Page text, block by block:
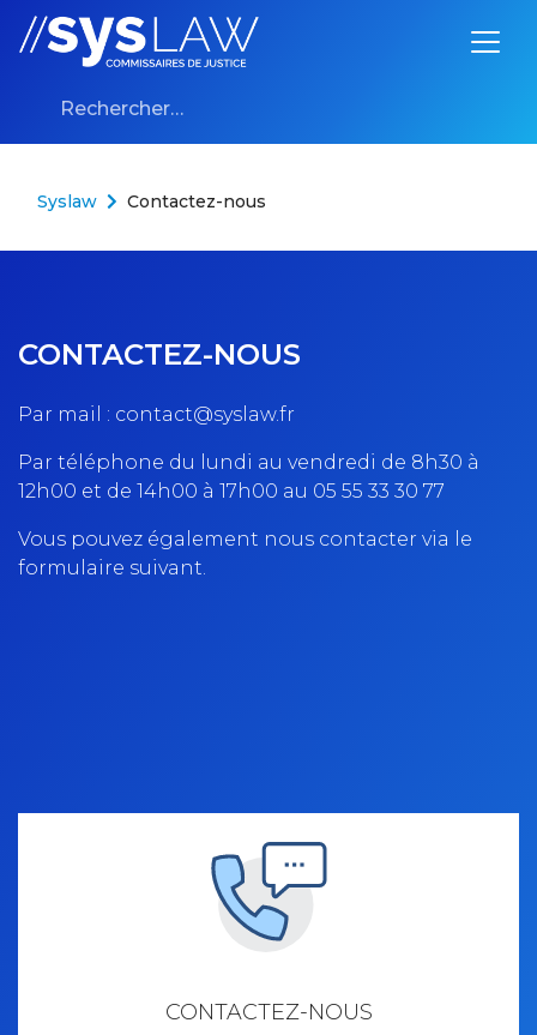
Aller au contenu
Rechercher :
Syslaw Contactez-nous
CONTACTEZ-NOUS
Par mail : contact@syslaw.fr
Par téléphone du lundi au vendredi de 8h30 à
12h00 et de 14h00 à 17h00 au 05 55 33 30 77
Vous pouvez également nous contacter via le
formulaire suivant.
CONTACTEZ-NOUS